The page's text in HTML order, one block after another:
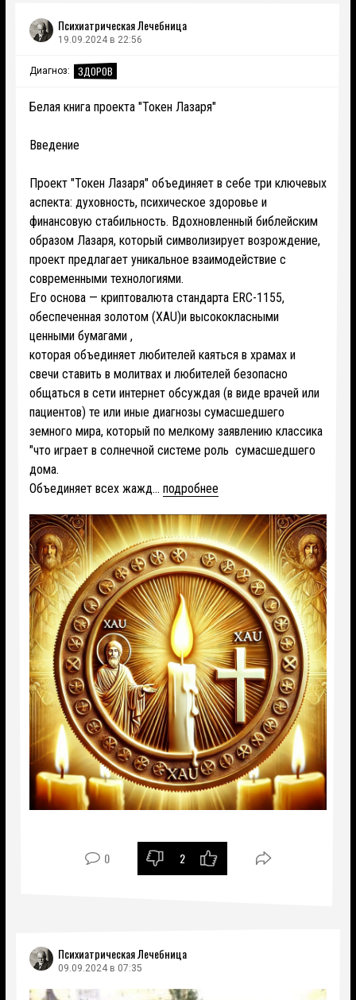
Психиатрическая Лечебница
19.09.2024 в 22:56
Диагноз: ЗДОРОВ
Белая книга проекта "Токен Лазаря"
Введение
Проект "Токен Лазаря" объединяет в себе три ключевых
аспекта: духовность, психическое здоровье и
финансовую стабильность. Вдохновленный библейским
образом Лазаря, который символизирует возрождение,
проект предлагает уникальное взаимодействие с
современными технологиями.
Его основа — криптовалюта стандарта ERC-1155,
обеспеченная золотом (XAU)и высококласными
ценными бумагами ,
которая объединяет любителей каяться в храмах и
свечи ставить в молитвах и любителей безопасно
общаться в сети интернет обсуждая (в виде врачей или
пациентов) те или иные диагнозы сумасшедшего
земного мира, который по мелкому заявлению классика
"что играет в солнечной системе роль сумасшедшего
дома.
Объединяет всех жажд... подробнее
0 2
Психиатрическая Лечебница
09.09.2024 в 07:35